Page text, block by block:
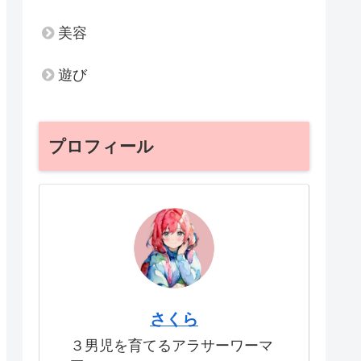
美容
遊び
プロフィール
さくら
３男児を育てるアラサーワーマ